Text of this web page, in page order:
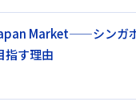
Market——シンガ
指す理由